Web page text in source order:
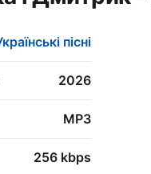
пісні
2026
MP3
256 kbps